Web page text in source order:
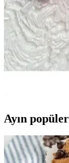
Bu makalede, iki
yorumlarıyla
ihtiyaçlarınıza
Oskar İplik 3'lü
Renkli
Oskar İplik 3'lü set,
Ayın